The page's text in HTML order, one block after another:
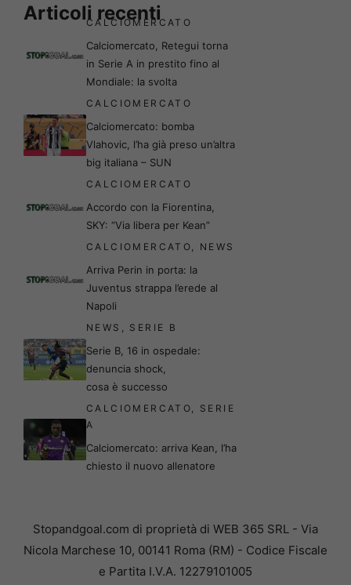
Articoli recenti
CALCIOMERCATO
Calciomercato, Retegui torna
in Serie A in prestito fino al
Mondiale: la svolta
CALCIOMERCATO
Calciomercato: bomba
Vlahovic, l’ha già preso un’altra
big italiana – SUN
CALCIOMERCATO
Accordo con la Fiorentina,
SKY: “Via libera per Kean”
CALCIOMERCATO NEWS
Arriva Perin in porta: la
Juventus strappa l’erede al
Napoli
NEWS SERIE B
Serie B, 16 in ospedale:
denuncia shock,
cosa è successo
CALCIOMERCATO
SERIE
A
Calciomercato: arriva Kean, l’ha
chiesto il nuovo allenatore
Stopandgoal.com di proprietà di WEB 365 SRL - Via
Nicola Marchese 10, 00141 Roma (RM) - Codice Fiscale
e Partita I.V.A. 12279101005